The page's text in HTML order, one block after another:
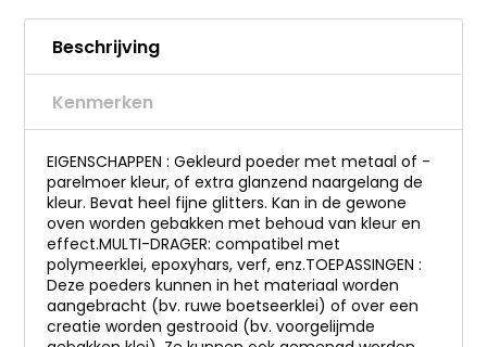
Beschrijving
Kenmerken
EIGENSCHAPPEN : Gekleurd poeder met metaal of -
parelmoer kleur, of extra glanzend naargelang de
kleur. Bevat heel fijne glitters. Kan in de gewone
oven worden gebakken met behoud van kleur en
effect.MULTI-DRAGER: compatibel met
polymeerklei, epoxyhars, verf, enz.TOEPASSINGEN :
Deze poeders kunnen in het materiaal worden
aangebracht (bv. ruwe boetseerklei) of over een
creatie worden gestrooid (bv. voorgelijmde